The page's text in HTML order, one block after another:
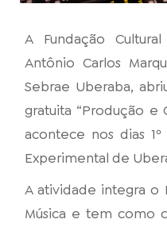
A Fundação
Antônio Carlos
Sebrae Uberaba,
gratuita “Produção e
acontece nos dias
Experimental de
A atividade integra o
Música e tem como